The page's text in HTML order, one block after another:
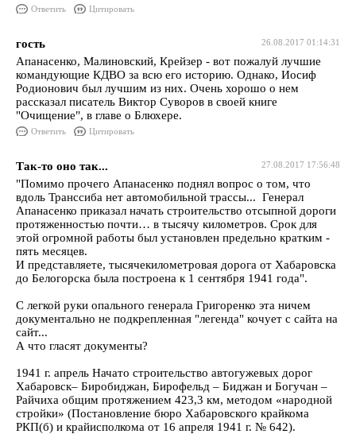
Ответить Цитировать
26.08.2017 01:14:31
гость
Апанасенко, Малиновский, Крейзер - вот пожалуй лучшие
командующие КДВО за всю его историю. Однако, Иосиф
Родионович был лучшим из них. Очень хорошо о нем
рассказал писатель Виктор Суворов в своей книге
"Очищение", в главе о Блюхере.
Ответить Цитировать
27.08.2017 17:56:48
Так-то оно так...
"Помимо прочего Апанасенко поднял вопрос о том, что
вдоль Транссиба нет автомобильной трассы... Генерал
Апанасенко приказал начать строительство отсыпной дороги
протяженностью почти… в тысячу километров. Срок для
этой огромной работы был установлен предельно кратким -
пять месяцев.
И представляете, тысячекилометровая дорога от Хабаровска
до Белогорска была построена к 1 сентября 1941 года".
С легкой руки опального генерала Григоренко эта ничем
документально не подкрепленная "легенда" кочует с сайта на
сайт...
А что гласят документы?
1941 г. апрель Начато строительство автогужевых дорог
Хабаровск– Биробиджан, Бирофельд – Биджан и Богучан –
Райчиха общим протяжением 423,3 км, методом «народной
стройки» (Постановление бюро Хабаровского крайкома
РКП(б) и крайисполкома от 16 апреля 1941 г. № 642).